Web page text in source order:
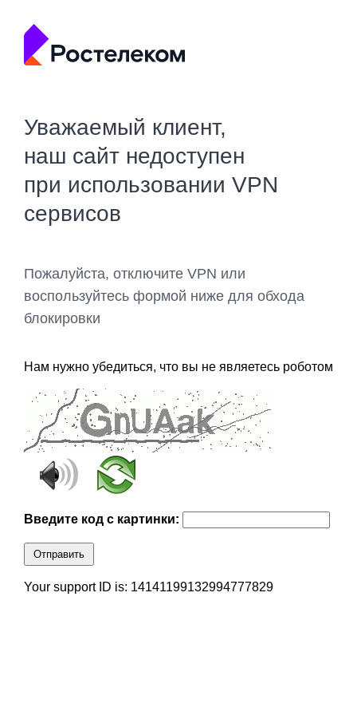
Уважаемый клиент,
наш сайт недоступен
при использовании VPN
сервисов
Пожалуйста, отключите VPN или
воспользуйтесь формой ниже для обхода
блокировки
Нам нужно убедиться, что вы не являетесь роботом
Введите код с картинки:
Отправить
Your support ID is: 14141199132994777829